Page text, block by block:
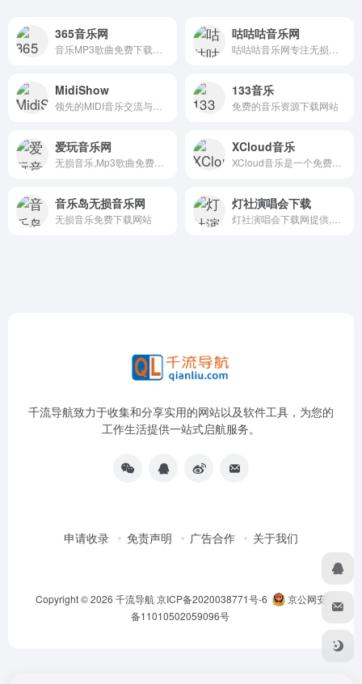
365音乐网 咕咕咕音乐网
MidiShow 133音乐
免费的音乐资源下载网站
爱玩音乐网 XCloud音乐
音乐岛无损音乐网
无损音乐免费下载网站
灯社演唱会下载
千流导航致力于收集和分享实用的网站以及软件工具，为您的
工作生活提供一站式启航服务。
申请收录 免责声明 广告合作 关于我们
Copyright © 2026 千流导航京ICP备2020038771号-6
京公网安
备11010502059096号